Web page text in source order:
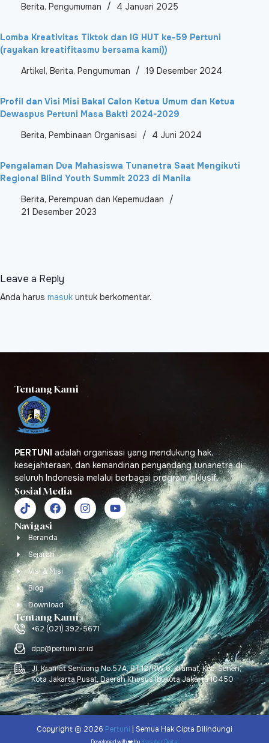
Berita, Pengumuman 4 Januari 2025
Lomba Kreativitas Tiktok dan IG HUT ke-59 Pertuni
(rayakan kreatifitasmu bersama kami))
Artikel, Berita, Pengumuman 19 Desember 2024
Profil dan Visi Misi Bakal Calon Ketua Umum dan Ketua
Dewaspus Pertuni Masa Bakti 2024-2029
Berita, Pembinaan Organisasi 4 Juni 2024
Pengalaman Dua Mahasiswa Tunanetra Saat Mengikuti
Regional Blind Youth Summit 2023 di Manila
Berita, Perempuan dan Kepemudaan
21 Desember 2023
Leave a Reply
Anda harus masuk untuk berkomentar.
Tentang Kami
PERTUNI adalah organisasi yang mendukung hak,
kesejahteraan, dan kemandirian penyandang tunanetra di
seluruh Indonesia melalui berbagai program inklusif.
Sosial Media
Navigasi
Beranda
Sejarah
Visi & Misi
Blog
Download
Tentang Kami
+62 (021) 392-5671
dpp@pertuni.or.id
Jl. Kramat Sentiong No.57A, RT.12/RW.6, Kramat, Kec. Senen,
Kota Jakarta Pusat, Daerah Khusus Ibukota Jakarta 10450
Copyright © 2026 Pertuni | Semua Hak Cipta Dilindungi